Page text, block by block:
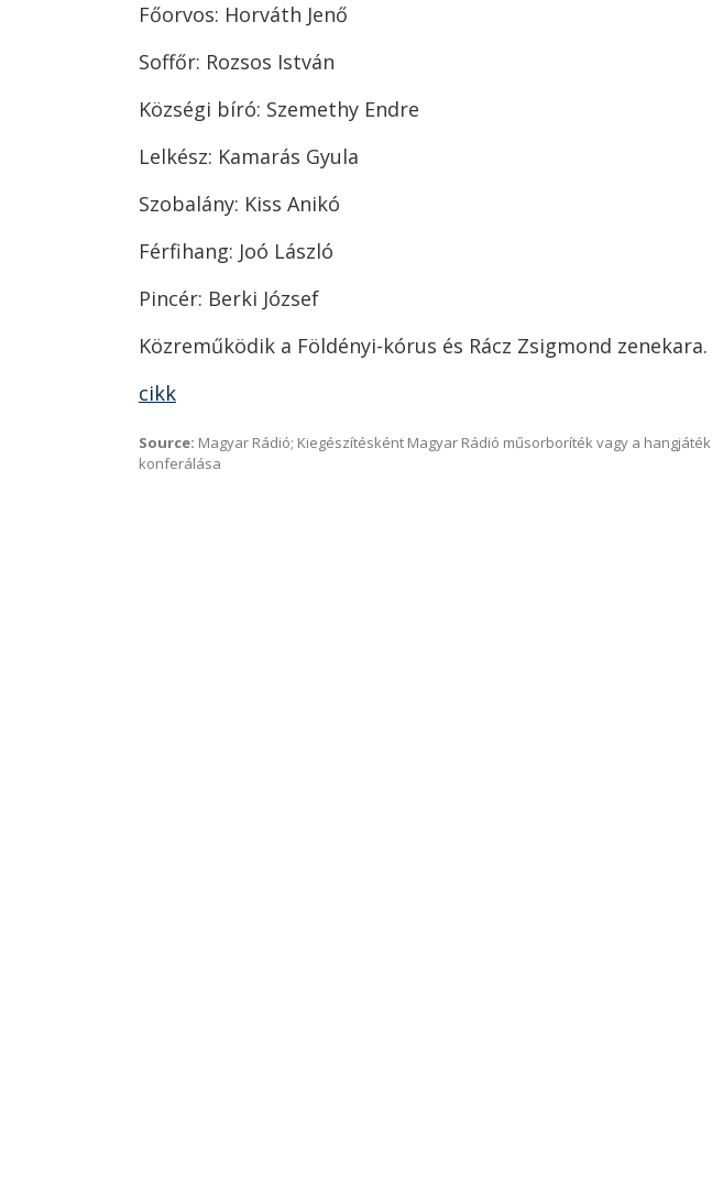
Főorvos: Horváth Jenő
Soffőr: Rozsos István
Községi bíró: Szemethy Endre
Lelkész: Kamarás Gyula
Szobalány: Kiss Anikó
Férfihang: Joó László
Pincér: Berki József
Közreműködik a Földényi-kórus és Rácz Zsigmond zenekara.
cikk
Source: Magyar Rádió; Kiegészítésként Magyar Rádió műsorboríték vagy a hangjáték
konferálása